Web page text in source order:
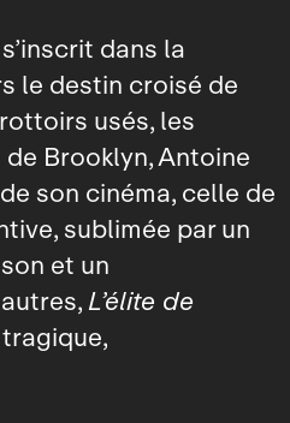
s’inscrit dans la
le destin croisé de
usés, les
Brooklyn, Antoine
son cinéma, celle de
sublimée par un
et un
L’élite de